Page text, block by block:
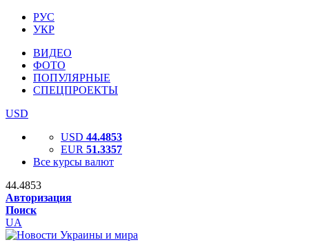
РУС
УКР
ВИДЕО
ФОТО
ПОПУЛЯРНЫЕ
СПЕЦПРОЕКТЫ
USD
USD 44.4853
EUR 51.3357
Все курсы валют
44.4853
Авторизация
Поиск
UA